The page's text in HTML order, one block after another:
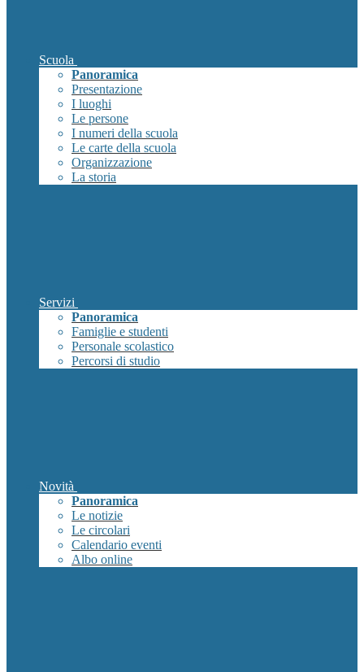
Scuola
Panoramica
Presentazione
I luoghi
Le persone
I numeri della scuola
Le carte della scuola
Organizzazione
La storia
Servizi
Panoramica
Famiglie e studenti
Personale scolastico
Percorsi di studio
Novità
Panoramica
Le notizie
Le circolari
Calendario eventi
Albo online